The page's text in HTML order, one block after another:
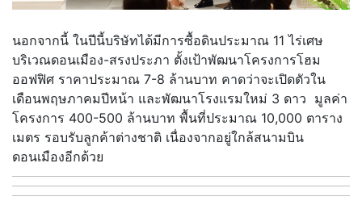
นอกจากนี้ ในปีนี้บริษัทได้มีการซื้อดินประมาณ 11 ไร่เศษ
บริเวณดอนเมือง-สรงประภา ตั้งเป้าพัฒนาโครงการโฮม
ออฟฟิศ ราคาประมาณ 7-8 ล้านบาท คาดว่าจะเปิดตัวใน
เดือนพฤษภาคมปีหน้า และพัฒนาโรงแรมใหม่ 3 ดาว มูลค่า
โครงการ 400-500 ล้านบาท พื้นที่ประมาณ 10,000 ตาราง
เมตร รอบรับลูกค้าต่างชาติ เนื่องจากอยู่ใกล้สนามบิน
ดอนเมืองอีกด้วย